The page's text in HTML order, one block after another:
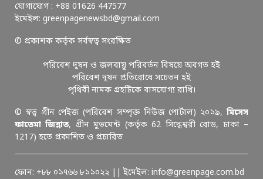
যোগাযোগ : +88 01626 447577
ইমেইল: greenpagenewsbd@gmail.com
© প্রকাশক কর্তৃক সর্বস্বত্ব সংরক্ষিত
পরিবেশ দূষন ও জলবায়ু পরিবর্তন বিষয়ে অবগত হই
পরিবেশ দূষন প্রতিরোধে সচেতন হই
পৃথিবী নামক গ্রহটিকে বাসযোগ্য রাখি।
© স্বত্ব গ্রীন পেইজ (পরিবেশ সম্পৃক্ত নিউজ পোর্টাল) ২০১৯, মিসেস
ফাতেমা জিন্নাত, গ্রীন মুভমেন্ট (কর্তৃক 62 সিদ্ধেশ্বরী রোড, ঢাকা –
1217) হতে প্রকাশিত ও প্রচারিত
ফোন: +৮৮ ০১৭৬৬ ৮১১০২২ || ইমেইল: info@greenpage.com.bd